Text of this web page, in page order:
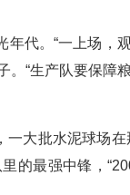
代。“一上场，
“生产队要保障
大批水泥球场在
的最强中锋，